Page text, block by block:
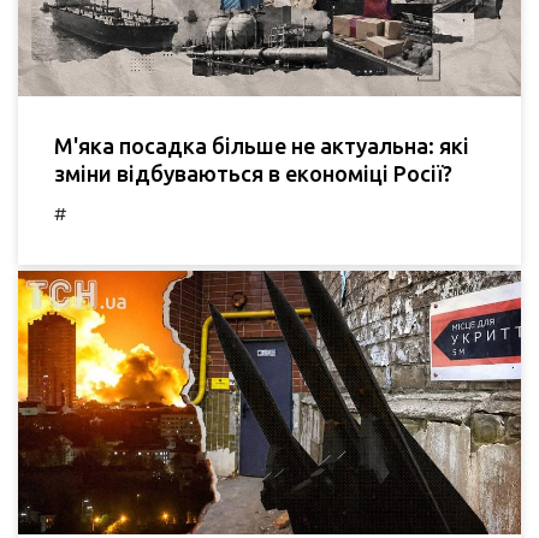
М'яка посадка більше не актуальна: які
зміни відбуваються в економіці Росії?
#